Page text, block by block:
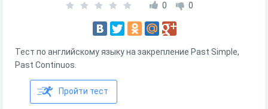
0 0
Тест по английскому языку на закрепление Past Simple,
Past Continuos.
Пройти тест